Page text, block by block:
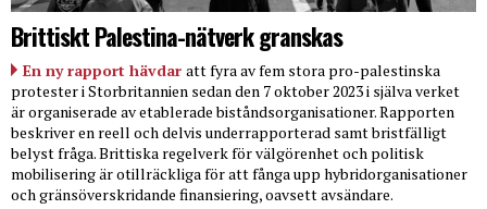
Brittiskt Palestina-nätverk granskas
En ny rapport hävdar att fyra av fem stora pro-palestinska
protester i Storbritannien sedan den 7 oktober 2023 i själva verket
är organiserade av etablerade biståndsorganisationer. Rapporten
beskriver en reell och delvis underrapporterad samt bristfälligt
belyst fråga. Brittiska regelverk för välgörenhet och politisk
mobilisering är otillräckliga för att fånga upp hybridorganisationer
och gränsöverskridande finansiering, oavsett avsändare.